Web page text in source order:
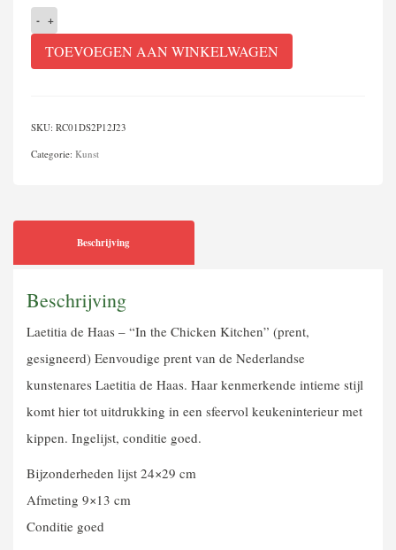
Laetitia
de
Haas
TOEVOEGEN AAN WINKELWAGEN
SKU: RC01DS2P12J23
Categorie: Kunst
Beschrijving
Beschrijving
Laetitia de Haas – “In the Chicken Kitchen” (prent,
gesigneerd) Eenvoudige prent van de Nederlandse
kunstenares Laetitia de Haas. Haar kenmerkende intieme stijl
komt hier tot uitdrukking in een sfeervol keukeninterieur met
kippen. Ingelijst, conditie goed.
Bijzonderheden lijst 24×29 cm
Afmeting 9×13 cm
Conditie goed